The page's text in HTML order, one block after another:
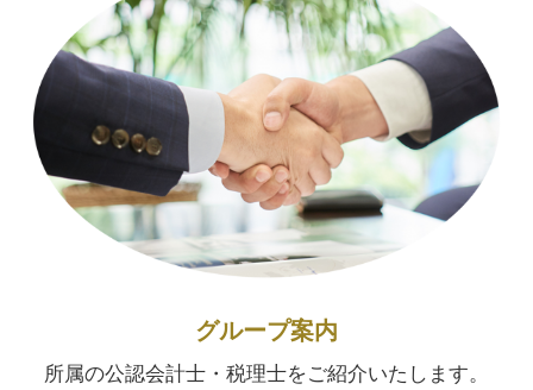
グループ案内
所属の公認会計士・税理士をご紹介いたします。